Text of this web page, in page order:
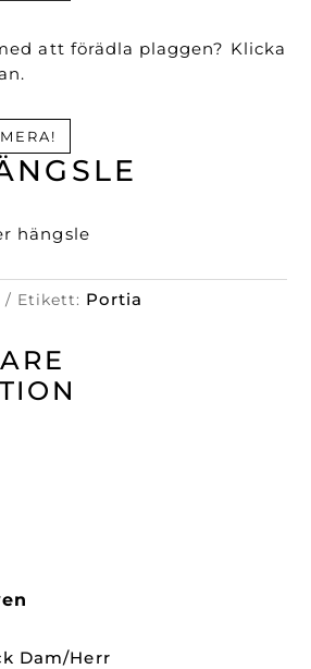
hängsle
Etikett: Portia
att förädla plaggen? Klicka